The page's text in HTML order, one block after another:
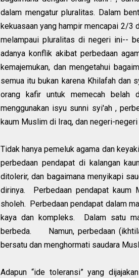
dalam mengatur pluralitas. Dalam
kekuasaan yang hampir mencapai 2/3
melampaui pluralitas di negeri ini--
adanya konflik akibat perbedaan
kemajemukan, dan mengetahui
semua itu bukan karena Khilafah dan
orang kafir untuk memecah belah
menggunakan isyu sunni syi'ah ,
kaum Muslim di Iraq, dan negeri-negeri
Tidak hanya pemeluk agama dan
perbedaan pendapat di kalangan
ditolerir, dan bagaimana menyikapi
dirinya. Perbedaan pendapat kaum
sholeh. Perbedaan pendapat dalam
kaya dan kompleks. Dalam satu
berbeda. Namun, perbedaan
bersatu dan menghormati saudara
Adapun “ide toleransi” yang